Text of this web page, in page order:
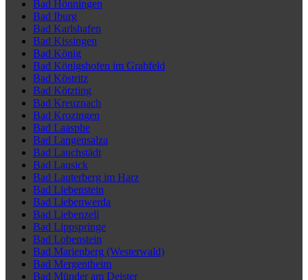
Bad Hönningen
Bad Iburg
Bad Karlshafen
Bad Kissingen
Bad König
Bad Königshofen im Grabfeld
Bad Köstritz
Bad Kötzting
Bad Kreuznach
Bad Krozingen
Bad Laasphe
Bad Langensalza
Bad Lauchstädt
Bad Lausick
Bad Lauterberg im Harz
Bad Liebenstein
Bad Liebenwerda
Bad Liebenzell
Bad Lippspringe
Bad Lobenstein
Bad Marienberg (Westerwald)
Bad Mergentheim
Bad Münder am Deister